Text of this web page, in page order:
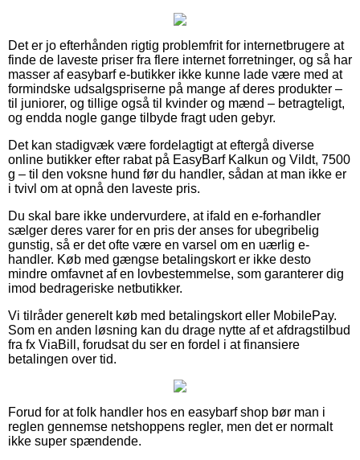
Det er jo efterhånden rigtig problemfrit for internetbrugere at
finde de laveste priser fra flere internet forretninger, og så har
masser af easybarf e-butikker ikke kunne lade være med at
formindske udsalgspriserne på mange af deres produkter –
til juniorer, og tillige også til kvinder og mænd – betragteligt,
og endda nogle gange tilbyde fragt uden gebyr.
Det kan stadigvæk være fordelagtigt at eftergå diverse
online butikker efter rabat på EasyBarf Kalkun og Vildt, 7500
g – til den voksne hund før du handler, sådan at man ikke er
i tvivl om at opnå den laveste pris.
Du skal bare ikke undervurdere, at ifald en e-forhandler
sælger deres varer for en pris der anses for ubegribelig
gunstig, så er det ofte være en varsel om en uærlig e-
handler. Køb med gængse betalingskort er ikke desto
mindre omfavnet af en lovbestemmelse, som garanterer dig
imod bedrageriske netbutikker.
Vi tilråder generelt køb med betalingskort eller MobilePay.
Som en anden løsning kan du drage nytte af et afdragstilbud
fra fx ViaBill, forudsat du ser en fordel i at finansiere
betalingen over tid.
Forud for at folk handler hos en easybarf shop bør man i
reglen gennemse netshoppens regler, men det er normalt
ikke super spændende.